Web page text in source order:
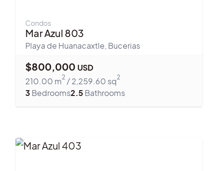
Condos
Mar Azul 803
Playa de Huanacaxtle, Bucerias
$800,000 USD
210.00 m2 /2,259.60 sq2
3 Bedrooms2.5 Bathrooms